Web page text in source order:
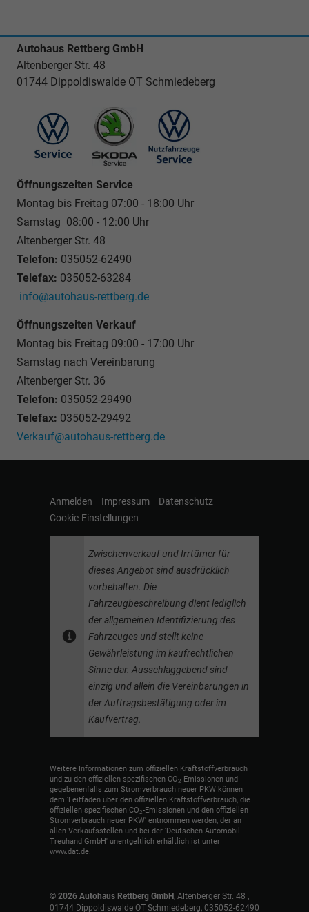
Autohaus Rettberg GmbH
Altenberger Str. 48
01744 Dippoldiswalde OT Schmiedeberg
Öffnungszeiten Service
Montag bis Freitag 07:00 - 18:00 Uhr
Samstag 08:00 - 12:00 Uhr
Altenberger Str. 48
Telefon: 035052-62490
Telefax: 035052-63284
info@autohaus-rettberg.de
Öffnungszeiten Verkauf
Montag bis Freitag 09:00 - 17:00 Uhr
Samstag nach Vereinbarung
Altenberger Str. 36
Telefon: 035052-29490
Telefax: 035052-29492
Verkauf@autohaus-rettberg.de
Anmelden Impressum
Datenschutz
Cookie-Einstellungen
Zwischenverkauf und Irrtümer für
dieses Angebot sind ausdrücklich
vorbehalten. Die
Fahrzeugbeschreibung dient lediglich
der allgemeinen Identifizierung des
Fahrzeuges und stellt keine
Gewährleistung im kaufrechtlichen
Sinne dar. Ausschlaggebend sind
einzig und allein die Vereinbarungen in
der Auftragsbestätigung oder im
Kaufvertrag.
Weitere Informationen zum offiziellen Kraftstoffverbrauch
und zu den offiziellen spezifischen CO2-Emissionen und
gegebenenfalls zum Stromverbrauch neuer PKW können
dem 'Leitfaden über den offiziellen Kraftstoffverbrauch, die
offiziellen spezifischen CO2-Emissionen und den offiziellen
Stromverbrauch neuer PKW' entnommen werden, der an
allen Verkaufsstellen und bei der 'Deutschen Automobil
Treuhand GmbH' unentgeltlich erhältlich ist unter
www.dat.de.
© 2026 Autohaus Rettberg GmbH Altenberger Str. 48
01744 Dippoldiswalde OT Schmiedeberg, 035052-62490